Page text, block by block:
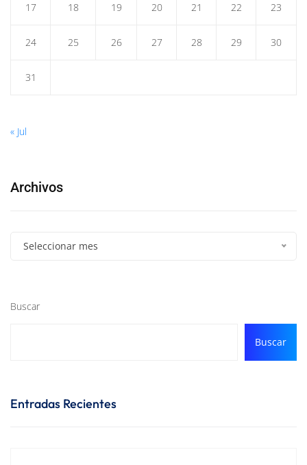
17 18 19 20 21 22 23
24 25 26 27 28 29 30
31
« Jul
Archivos
Seleccionar mes
Buscar
Buscar
Entradas Recientes